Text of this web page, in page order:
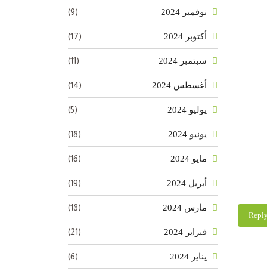
نوفمبر 2024 (9)
أكتوبر 2024 (17)
سبتمبر 2024 (11)
أغسطس 2024 (14)
يوليو 2024 (5)
يونيو 2024 (18)
مايو 2024 (16)
أبريل 2024 (19)
مارس 2024 (18)
فبراير 2024 (21)
يناير 2024 (6)